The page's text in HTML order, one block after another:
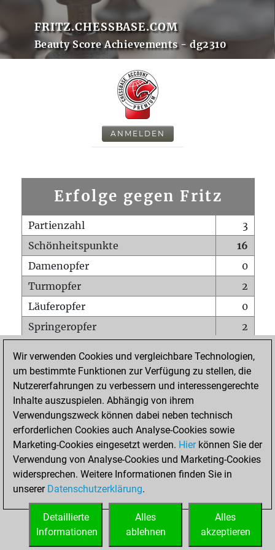
FRITZ.CHESSBASE.COM
Beauty Score Achievements - dg2310
ANMELDEN
Erfolge gegen Fritz
Partienzahl
3
Schönheitspunkte
16
Damenopfer
0
Turmopfer
2
Läuferopfer
0
Springeropfer
2
Matt auf vollem Brett
0
Bauer setzt Matt
0
Erstickte Matts
Unterverwandlungen
Türme auf der siebten
0
STARTSEITE
Wir verwenden Cookies und vergleichbare Technologien,
um bestimmte Funktionen zur Verfügung zu stellen, die
Nutzererfahrungen zu verbessern und interessengerechte
Inhalte auszuspielen. Abhängig von ihrem
Verwendungszweck können dabei neben technisch
erforderlichen Cookies auch Analyse-Cookies sowie
Marketing-Cookies eingesetzt werden. Hierkönnen Sie der
Verwendung von Analyse-Cookies und Marketing-Cookies
widersprechen. Weitere Informationen finden Sie in
unserer Datenschutzerklärung.
Alles
akzeptieren
Alles
ablehnen
Detaillierte
Informationen